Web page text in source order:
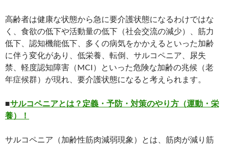
高齢者は健康な状態から急に要介護状態になるわけではな
く、食欲の低下や活動量の低下（社会交流の減少）、筋力
低下、認知機能低下、多くの病気をかかえるといった加齢
に伴う変化があり、低栄養、転倒、サルコペニア、尿失
禁、軽度認知障害（MCI）といった危険な加齢の兆候（老
年症候群）が現れ、要介護状態になると考えられます。
■サルコペニアとは？定義・予防・対策のやり方（運動・栄
養）！
サルコペニア（加齢性筋肉減弱現象）とは、筋肉が減り筋